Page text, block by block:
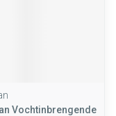
Vochtinbrengende